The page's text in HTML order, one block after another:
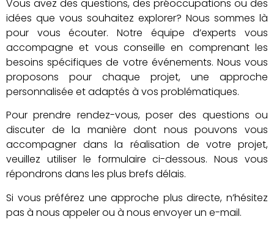
Vous avez des questions, des préoccupations ou des
idées que vous souhaitez explorer? Nous sommes là
pour vous écouter. Notre équipe d’experts vous
accompagne et vous conseille en comprenant les
besoins spécifiques de votre événements. Nous vous
proposons pour chaque projet, une approche
personnalisée et adaptés à vos problématiques.
Pour prendre rendez-vous, poser des questions ou
discuter de la manière dont nous pouvons vous
accompagner dans la réalisation de votre projet,
veuillez utiliser le formulaire ci-dessous. Nous vous
répondrons dans les plus brefs délais.
Si vous préférez une approche plus directe, n’hésitez
pas à nous appeler ou à nous envoyer un e-mail.